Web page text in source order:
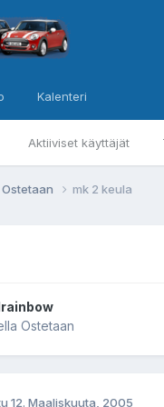
Aktiiviset käyttäjät
Kalenteri
Ostetaan mk 2 keula
Ostetaan
12. Maaliskuuta, 2005